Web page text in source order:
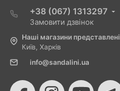
+38 (067) 1313297
Замовити дзвінок
Наші магазини представлені
Київ, Харків
info@sandalini.ua